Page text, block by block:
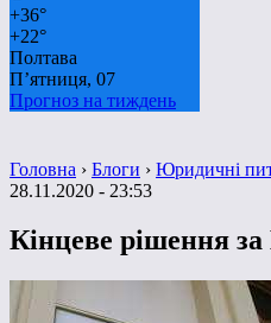
+36°
+22°
Полтава
П’ятниця, 07
Прогноз на тиждень
Головна › Блоги › Юридичні
28.11.2020 - 23:53
Кінцеве рішення